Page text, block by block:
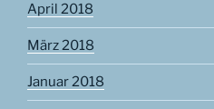
April 2018
März 2018
Januar 2018